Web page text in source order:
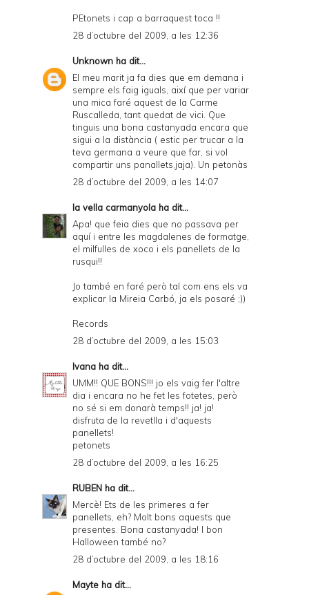
PEtonets i cap a barraquest toca !!
28 d’octubre del 2009, a les 12:36
Unknown ha dit...
El meu marit ja fa dies que em demana i
sempre els faig iguals, així que per variar
una mica faré aquest de la Carme
Ruscalleda, tant quedat de vici. Que
tinguis una bona castanyada encara que
sigui a la distància ( estic per trucar a la
teva germana a veure que far, si vol
compartir uns panallets,jaja). Un petonàs
28 d’octubre del 2009, a les 14:07
la vella carmanyola ha dit...
Apa! que feia dies que no passava per
aquí i entre les magdalenes de formatge,
el milfulles de xoco i els panellets de la
rusqui!!
Jo també en faré però tal com ens els va
explicar la Mireia Carbó, ja els posaré ;))
Records
28 d’octubre del 2009, a les 15:03
Ivana ha dit...
UMM!! QUE BONS!!! jo els vaig fer l'altre
dia i encara no he fet les fotetes, però
no sé si em donarà temps!! ja! ja!
disfruta de la revetlla i d'aquests
panellets!
petonets
28 d’octubre del 2009, a les 16:25
RUBEN ha dit...
Mercè! Ets de les primeres a fer
panellets, eh? Molt bons aquests que
presentes. Bona castanyada! I bon
Halloween també no?
28 d’octubre del 2009, a les 18:16
Mayte ha dit...